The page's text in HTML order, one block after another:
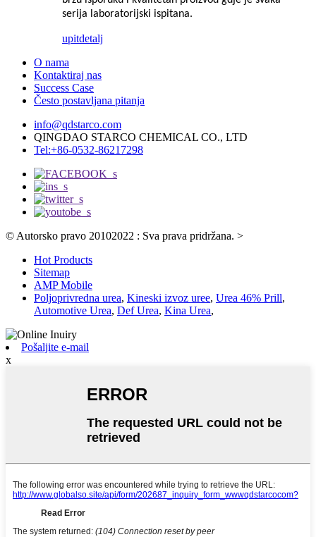
serija laboratorijski ispitana.
upitdetalj
O nama
Kontaktiraj nas
Success Case
Često postavljana pitanja
info@qdstarco.com
QINGDAO STARCO CHEMICAL CO., LTD
Tel:+86-0532-86217298
© Autorsko pravo 20102022 : Sva prava pridržana. >
Hot Products
Sitemap
AMP Mobile
Poljoprivredna urea, Kineski izvoz uree, Urea 46% Prill,
Automotive Urea, Def Urea, Kina Urea,
Pošaljite e-mail
x